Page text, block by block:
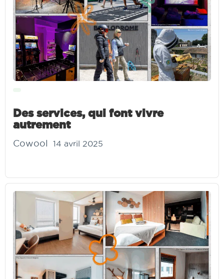
Des services, qui font vivre
autrement
Cowool 14 avril 2025